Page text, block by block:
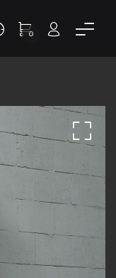
0